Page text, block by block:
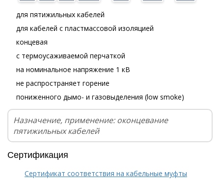
для пятижильных кабелей
для кабелей с пластмассовой изоляцией
концевая
с термоусаживаемой перчаткой
на номинальное напряжение 1 кВ
не распространяет горение
пониженного дымо- и газовыделения (low smoke)
Назначение, применение: оконцевание
пятижильных кабелей
Сертификация
Сертификат соответствия на кабельные муфты